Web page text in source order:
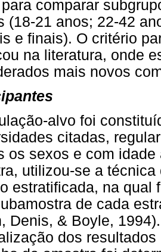
comparar
(18-21 anos; 22-42
e finais). O critério
na literatura, onde
mais novos
alvo foi
citadas,
os sexos e com
utilizou-se a
estratificada, na qual
de cada
Denis, & Boyle,
dos